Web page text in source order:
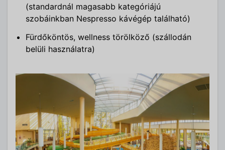
(standardnál magasabb kategóriájú
szobáinkban Nespresso kávégép található)
Fürdőköntös, wellness törölköző (szállodán
belüli használatra)